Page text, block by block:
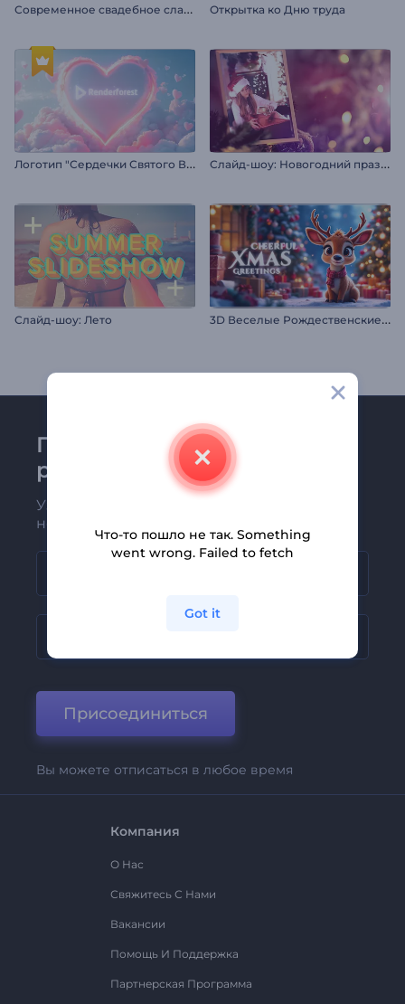
С
овременное свадебное слайд-шоу Открытка ко Дню труда
Л
оготип "Сердечки Святого Валентина" С
лайд-шоу: Новогодний праздник
Слайд-шоу: Лето 3
D Веселые Рождественские поздравления
Присоединяйтесь к
рассылке Renderforest
Узнавайте о последних новостях и
новых предложениях первыми
Присоединиться
Вы можете отписаться в любое время
Компания
О Нас
Свяжитесь С Нами
Вакансии
Помощь И Поддержка
Партнерская Программа
Что-то пошло не так. Something
went wrong. Failed to fetch
Got it